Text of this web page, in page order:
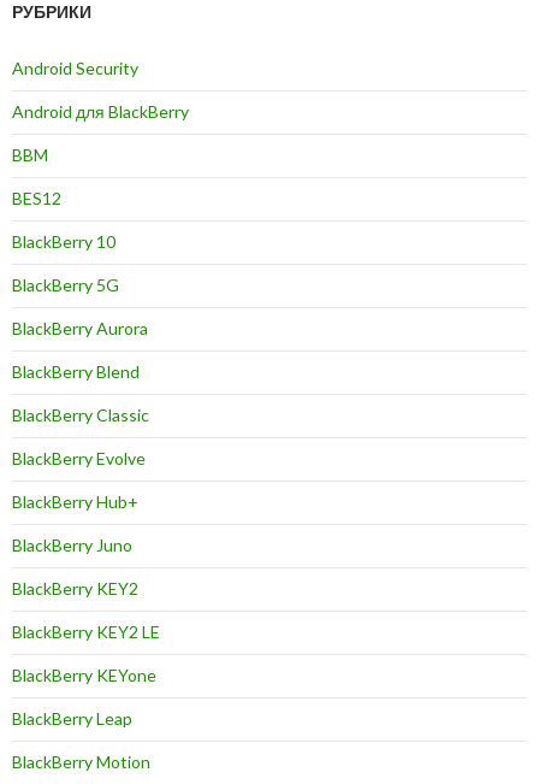
РУБРИКИ
Android Security
Android для BlackBerry
BBM
BES12
BlackBerry 10
BlackBerry 5G
BlackBerry Aurora
BlackBerry Blend
BlackBerry Classic
BlackBerry Evolve
BlackBerry Hub+
BlackBerry Juno
BlackBerry KEY2
BlackBerry KEY2 LE
BlackBerry KEYone
BlackBerry Leap
BlackBerry Motion